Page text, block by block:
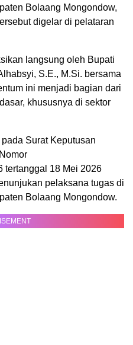
Bolaang Mongondow,
digelar di pelataran
langsung oleh Bupati
, S.E., M.Si. bersama
ini menjadi bagian dari
khususnya di sektor
Surat Keputusan
tertanggal 18 Mei 2026
pelaksana tugas di
Bolaang Mongondow.